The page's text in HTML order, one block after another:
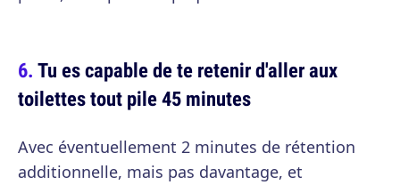
Tu es capable de te retenir d'aller aux
toilettes tout pile 45 minutes
Avec éventuellement 2 minutes de rétention
additionnelle, mais pas davantage, et